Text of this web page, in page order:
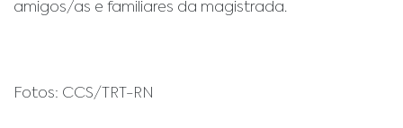
amigos/as e familiares da magistrada.
Fotos: CCS/TRT-RN